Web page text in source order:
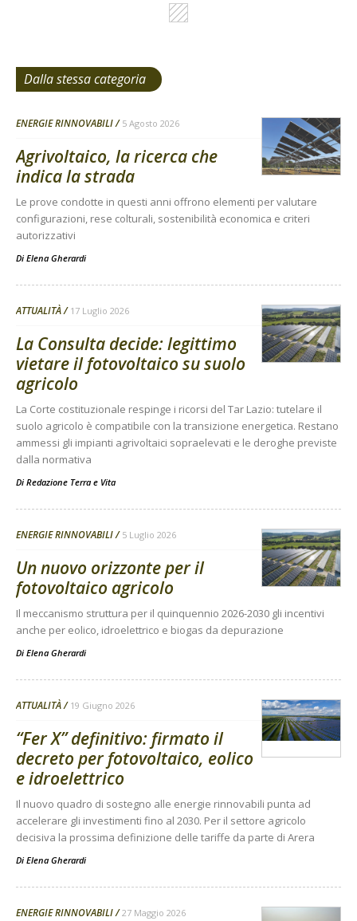
Dalla stessa categoria
ENERGIE RINNOVABILI 5 Agosto 2026
Agrivoltaico, la ricerca che
indica la strada
Le prove condotte in questi anni offrono elementi per valutare
configurazioni, rese colturali, sostenibilità economica e criteri
autorizzativi
Di Elena Gherardi
ATTUALITÀ 17 Luglio 2026
La Consulta decide: legittimo
vietare il fotovoltaico su suolo
agricolo
La Corte costituzionale respinge i ricorsi del Tar Lazio: tutelare il
suolo agricolo è compatibile con la transizione energetica. Restano
ammessi gli impianti agrivoltaici sopraelevati e le deroghe previste
dalla normativa
Di Redazione Terra e Vita
ENERGIE RINNOVABILI 5 Luglio 2026
Un nuovo orizzonte per il
fotovoltaico agricolo
Il meccanismo struttura per il quinquennio 2026-2030 gli incentivi
anche per eolico, idroelettrico e biogas da depurazione
Di Elena Gherardi
ATTUALITÀ 19 Giugno 2026
“Fer X” definitivo: firmato il
decreto per fotovoltaico, eolico
e idroelettrico
Il nuovo quadro di sostegno alle energie rinnovabili punta ad
accelerare gli investimenti fino al 2030. Per il settore agricolo
decisiva la prossima definizione delle tariffe da parte di Arera
Di Elena Gherardi
ENERGIE RINNOVABILI 27 Maggio 2026